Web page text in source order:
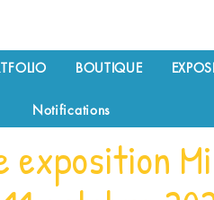
BOUTIQUE
Notifications
exposition